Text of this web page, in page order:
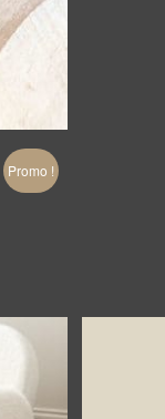
Promo !